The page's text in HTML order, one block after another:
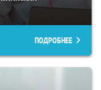
ПОДРОБНЕЕ